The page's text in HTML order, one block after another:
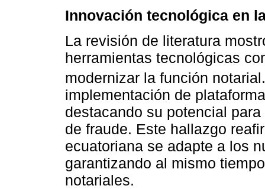
Innovación tecnológica en
La revisión de literatura
herramientas tecnológicas
modernizar la función
implementación de
destacando su potencial
de fraude. Este hallazgo
ecuatoriana se adapte a los
garantizando al mismo
notariales.